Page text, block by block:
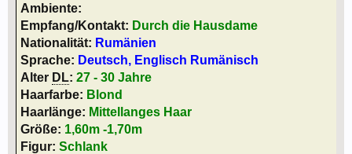
Ambiente:
Empfang/Kontakt: Durch die Hausdame
Nationalität: Rumänien
Sprache: Deutsch, Englisch Rumänisch
Alter DL: 27 - 30 Jahre
Haarfarbe: Blond
Haarlänge: Mittellanges Haar
Größe: 1,60m -1,70m
Figur: Schlank